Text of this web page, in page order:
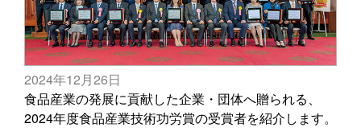
2024年12月26日
食品産業の発展に貢献した企業・団体へ贈られる、
2024年度食品産業技術功労賞の受賞者を紹介します。